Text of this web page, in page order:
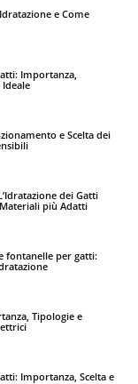
e Come
Importanza,
e Scelta dei
dei Gatti
più Adatti
fontanelle per gatti:
Tipologie e
Importanza, Scelta e